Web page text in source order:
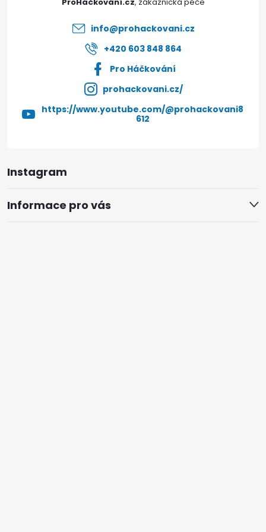
Instagram
Informace pro vás
info@prohackovani.cz
+420 603 848 864
Pro Háčkování
prohackovani.cz/
https://www.youtube.com/@prohackovani8
612